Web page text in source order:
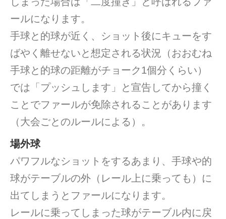
ールになります。
手球と的球が近く、ショット後にキューをす
ばやく離せないと想定される状況（おおむね
手球と的球の距離がチョーク1個分くらい）
では「プッシュします」と宣告してから撞く
ことでファールが免除されることがあります
（大会ごとのルールによる）。
場外球
パワフルなショットをするあまり、手球や的
球がテーブルの外（レール上に乗っても）に
出てしまうとファールになります。
レールに乗ってしまった球がテーブル内に戻